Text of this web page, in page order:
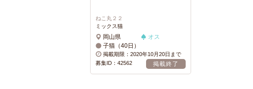
ねこ丸２２
ミックス猫
岡山県
オス
子猫（40日）
掲載期限：2020年10月20日まで
募集ID：42562
掲載終了